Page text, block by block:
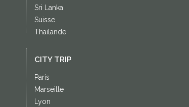
Sri Lanka
Suisse
Thailande
CITY TRIP
Paris
Marseille
Lyon